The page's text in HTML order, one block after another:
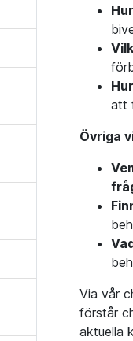
att
Övriga
Via vår
förstår
aktuella